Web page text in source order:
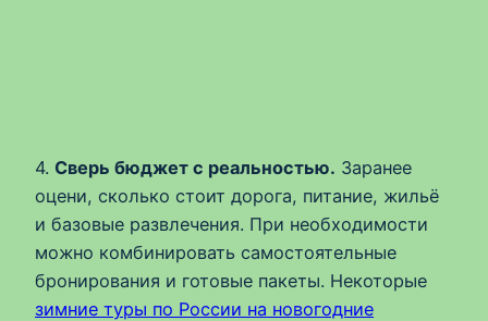
4. Сверь бюджет с реальностью. Заранее
оцени, сколько стоит дорога, питание, жильё
и базовые развлечения. При необходимости
можно комбинировать самостоятельные
бронирования и готовые пакеты. Некоторые
зимние туры по России на новогодние